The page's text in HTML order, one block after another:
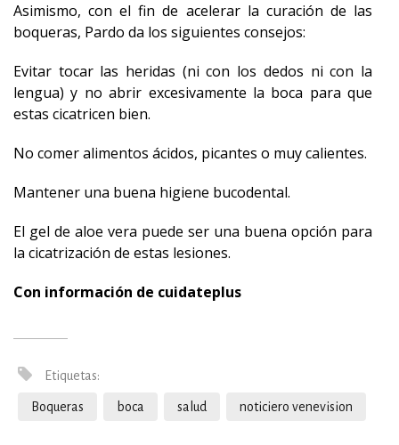
Asimismo, con el fin de acelerar la curación de las
boqueras, Pardo da los siguientes consejos:
Evitar tocar las heridas (ni con los dedos ni con la
lengua) y no abrir excesivamente la boca para que
estas cicatricen bien.
No comer alimentos ácidos, picantes o muy calientes.
Mantener una buena higiene bucodental.
El gel de aloe vera puede ser una buena opción para
la cicatrización de estas lesiones.
Con información de cuidateplus
Etiquetas:
Boqueras boca salud noticiero venevision